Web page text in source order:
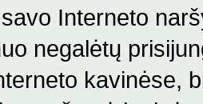
Interneto
negalėtų
kavinėse,